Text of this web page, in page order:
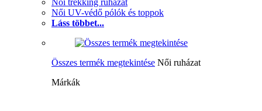
Női trekking ruházat
Női UV-védő pólók és toppok
Láss többet...
Összes termék megtekintése Női ruházat
Márkák